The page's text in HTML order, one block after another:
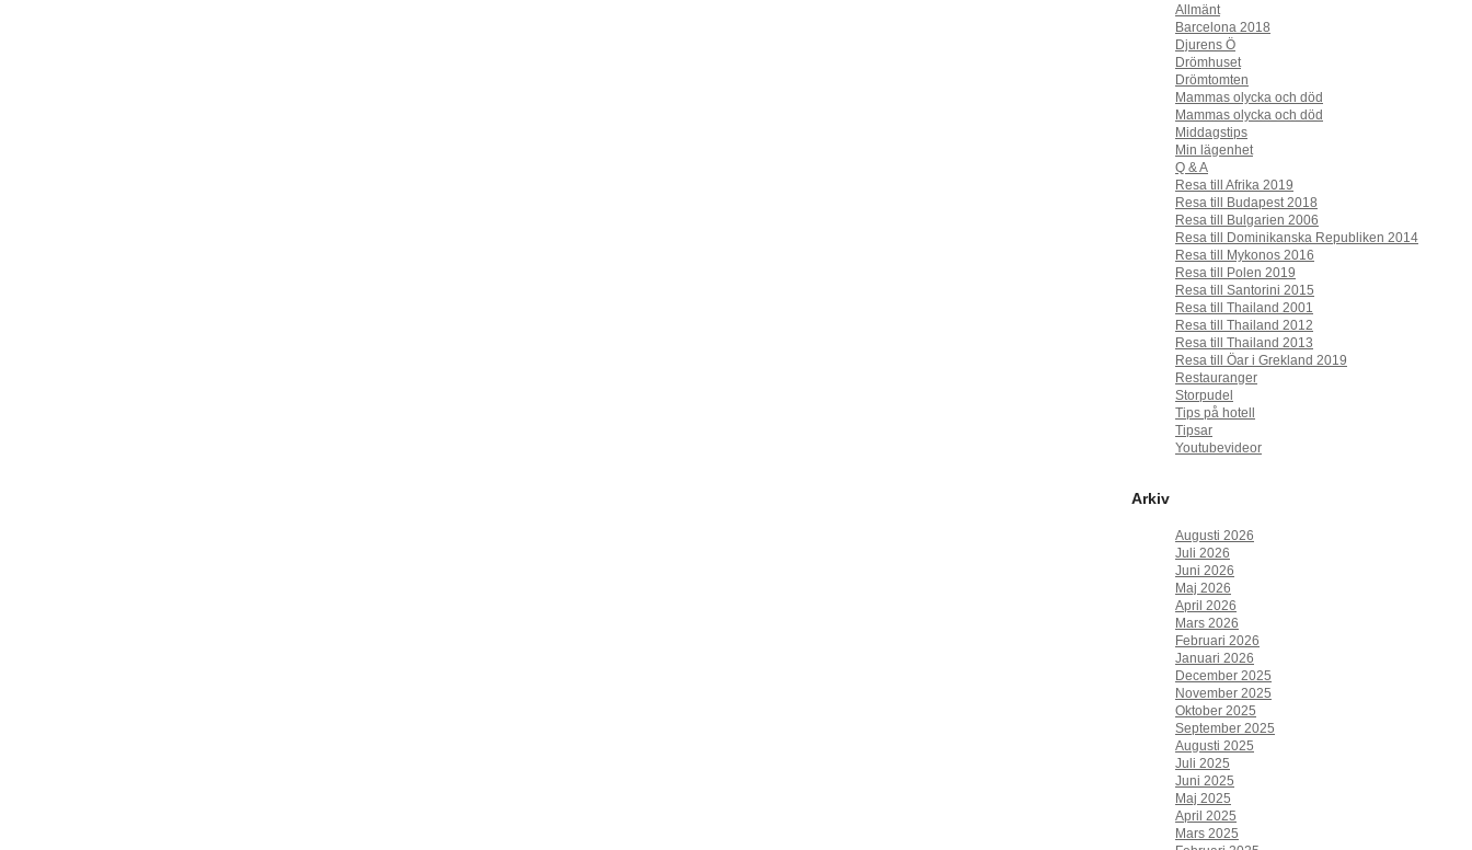
Allmänt
Barcelona 2018
Djurens Ö
Drömhuset
Drömtomten
Mammas olycka och död
Mammas olycka och död
Middagstips
Min lägenhet
Q & A
Resa till Afrika 2019
Resa till Budapest 2018
Resa till Bulgarien 2006
Resa till Dominikanska Republiken 2014
Resa till Mykonos 2016
Resa till Polen 2019
Resa till Santorini 2015
Resa till Thailand 2001
Resa till Thailand 2012
Resa till Thailand 2013
Resa till Öar i Grekland 2019
Restauranger
Storpudel
Tips på hotell
Tipsar
Youtubevideor
Arkiv
Augusti 2026
Juli 2026
Juni 2026
Maj 2026
April 2026
Mars 2026
Februari 2026
Januari 2026
December 2025
November 2025
Oktober 2025
September 2025
Augusti 2025
Juli 2025
Juni 2025
Maj 2025
April 2025
Mars 2025